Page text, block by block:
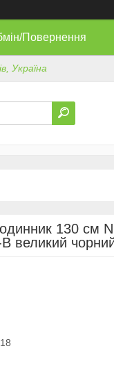
Повернення
Україна
130 см
великий